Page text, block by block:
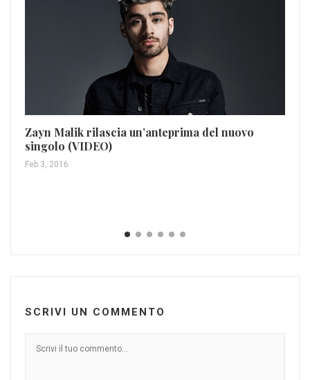
Zayn Malik rilascia un’anteprima del nuovo
singolo (VIDEO)
Feb 3, 2016
SCRIVI UN COMMENTO